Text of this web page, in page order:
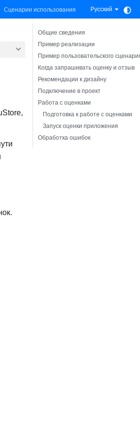
Сценарии использования Русский
Общие сведения
Пример реализации
Пример пользовательского
Когда запрашивать оценку и отзыв
Рекомендации к дизайну
Подключение в проект
Работа с оценками
Подготовка к работе с оценками
Запуск оценки приложения
Обработка ошибок